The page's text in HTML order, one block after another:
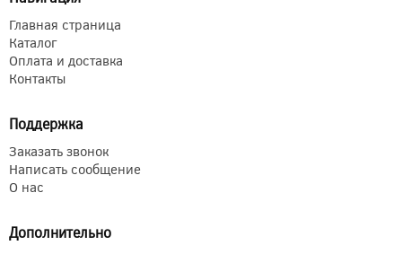
Главная страница
Каталог
Оплата и доставка
Контакты
Поддержка
Заказать звонок
Написать сообщение
О нас
Дополнительно